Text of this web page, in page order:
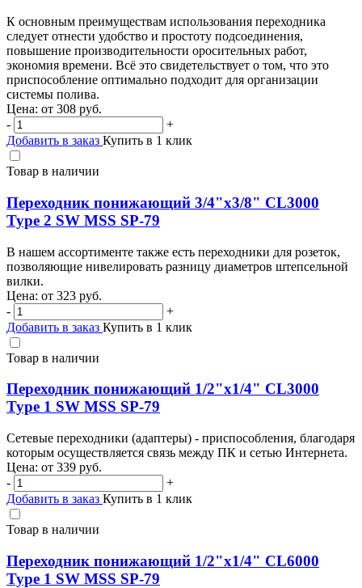
К основным преимуществам использования переходника
следует отнести удобство и простоту подсоединения,
повышение производительности оросительных работ,
экономия времени. Всё это свидетельствует о том, что это
приспособление оптимально подходит для организации
системы полива.
Цена: от 308 руб.
-
+
Добавить в заказ Купить в 1 клик
Товар в наличии
Переходник понижающий 3/4"х3/8" CL3000
Type 2 SW MSS SP-79
В нашем ассортименте также есть переходники для розеток,
позволяющие нивелировать разницу диаметров штепсельной
вилки.
Цена: от 323 руб.
-
+
Добавить в заказ Купить в 1 клик
Товар в наличии
Переходник понижающий 1/2"х1/4" CL3000
Type 1 SW MSS SP-79
Сетевые переходники (адаптеры) - приспособления, благодаря
которым осуществляется связь между ПК и сетью Интернета.
Цена: от 339 руб.
-
+
Добавить в заказ Купить в 1 клик
Товар в наличии
Переходник понижающий 1/2"х1/4" CL6000
Type 1 SW MSS SP-79